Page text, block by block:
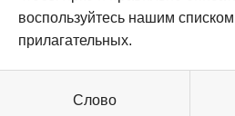
воспользуйтесь нашим
прилагательных.
Слово